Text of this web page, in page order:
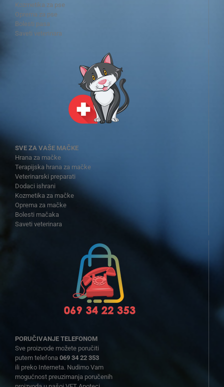
Kozmetika za pse
Oprema za pse
Bolesti pasa
Saveti veterinara
SVE ZA VAŠE MAČKE
Hrana za mačke
Terapijska hrana za mačke
Veterinarski preparati
Dodaci ishrani
Kozmetika za mačke
Oprema za mačke
Bolesti mačaka
Saveti veterinara
PORUČIVANJE TELEFONOM
Sve proizvode možete poručiti
putem telefona 069 34 22 353
ili preko Interneta. Nudimo Vam
mogućnost preuzimanja poručenih